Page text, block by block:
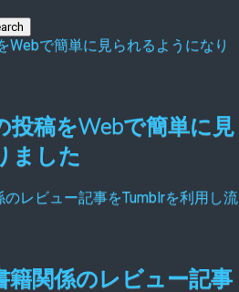
投稿をWebで簡単に見
ました
籍関係のレビュー記事